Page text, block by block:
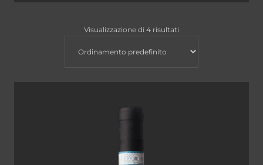
Visualizzazione di 4 risultati